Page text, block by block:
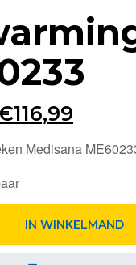
116,99
prijs
Medisana
IN WINKELMAND